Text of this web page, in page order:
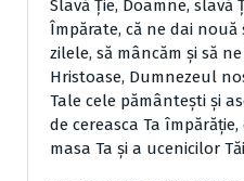
Slavă Ţie, Doamne, slavă
Împărate, că ne dai
zilele, să mâncăm şi să
Hristoase, Dumnezeul
Tale cele pământeşti şi
de cereasca Ta
masa Ta şi a ucenicilor